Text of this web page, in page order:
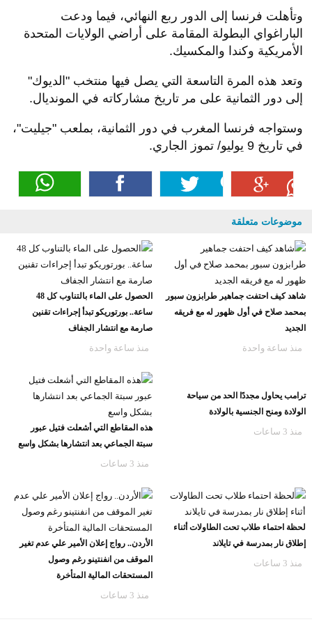
وتأهلت فرنسا إلى الدور ربع النهائي، فيما ودعت
الباراغواي البطولة المقامة على أراضي الولايات المتحدة
الأمريكية وكندا والمكسيك.
وتعد هذه المرة التاسعة التي يصل فيها منتخب "الديوك"
إلى دور الثمانية على مر تاريخ مشاركاته في المونديال.
وستواجه فرنسا المغرب في دور الثمانية، بملعب "جيليت"،
في تاريخ 9 يوليو/ تموز الجاري.
موضوعات متعلقة
شاهد كيف احتفت جماهير طرابزون سبور
بمحمد صلاح في أول ظهور له مع فريقه
الجديد
منذ ساعة واحدة
الحصول على الماء بالتناوب كل 48
ساعة.. بورتوريكو تبدأ إجراءات تقنين
صارمة مع انتشار الجفاف
منذ ساعة واحدة
ترامب يحاول مجددًا الحد من سياحة
الولادة ومنح الجنسية بالولادة
منذ 3 ساعات
هذه المقاطع التي أشعلت فتيل عبور
سبتة الجماعي بعد انتشارها بشكل واسع
منذ 3 ساعات
لحظة احتماء طلاب تحت الطاولات أثناء
إطلاق نار بمدرسة في تايلاند
منذ 3 ساعات
الأردن.. رواج إعلان الأمير علي عدم تغير
الموقف من انفنتينو رغم وصول
المستحقات المالية المتأخرة
منذ 3 ساعات